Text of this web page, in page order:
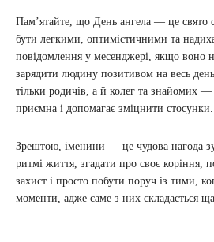
Пам’ятайте, що День ангела — це свято
бути легкими, оптимістичними та
повідомлення у месенджері, якщо воно
зарядити людину позитивом на весь
тільки родичів, а й колег та знайомих —
приємна і допомагає зміцнити стосунки.
Зрештою, іменини — це чудова нагода
ритмі життя, згадати про своє коріння,
захист і просто побути поруч із тими,
моменти, адже саме з них складається